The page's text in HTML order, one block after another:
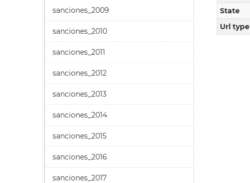
sanciones_2009
sanciones_2010
sanciones_2011
sanciones_2012
sanciones_2013
sanciones_2014
sanciones_2015
sanciones_2016
sanciones_2017
State
Url type